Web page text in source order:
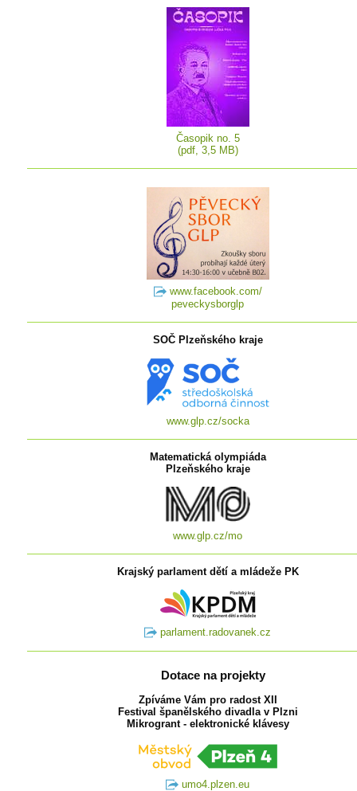
Časopik no. 5
(pdf, 3,5 MB)
www.facebook.com/
peveckysborglp
SOČ Plzeňského kraje
www.glp.cz/socka
Matematická olympiáda
Plzeňského kraje
www.glp.cz/mo
Krajský parlament dětí a mládeže PK
parlament.radovanek.cz
Dotace na projekty
Zpíváme Vám pro radost XII
Festival španělského divadla v Plzni
Mikrogrant - elektronické klávesy
umo4.plzen.eu